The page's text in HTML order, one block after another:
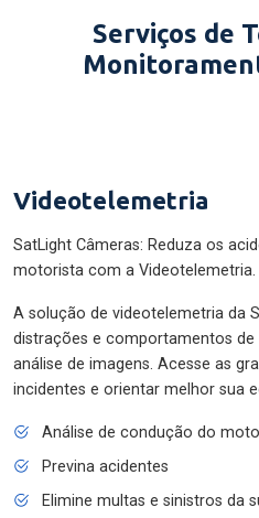
Serviços de
Videotelemetria
SatLight Câmeras: Reduza os
motorista com a Videotelemetria.
A solução de videotelemetria da
distrações e comportamentos
análise de imagens. Acesse as
incidentes e orientar melhor sua
Análise de condução do
Previna acidentes
Elimine multas e sinistros da